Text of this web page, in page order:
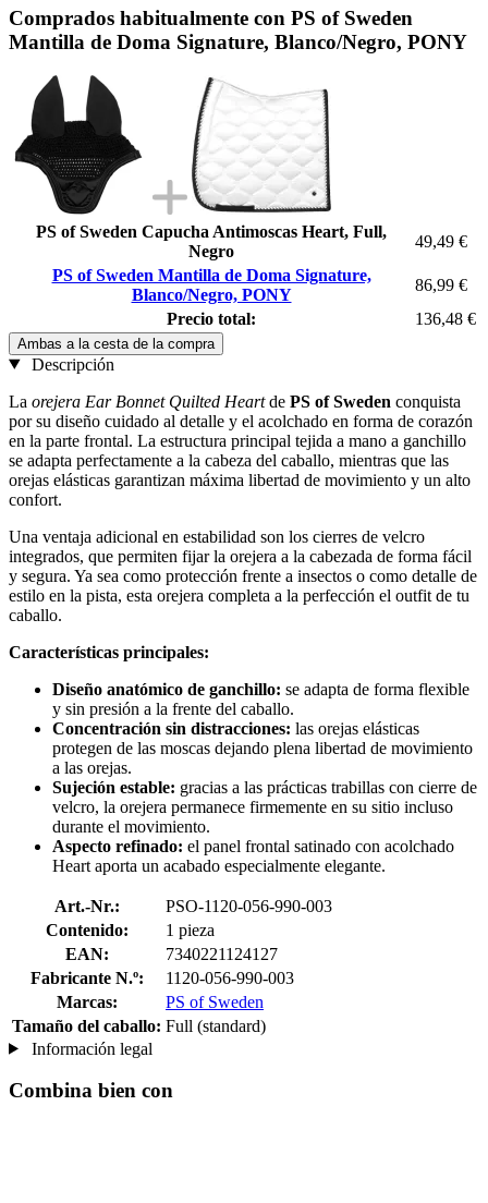
Comprados habitualmente con PS of Sweden
Mantilla de Doma Signature, Blanco/Negro, PONY
PS of Sweden Capucha Antimoscas Heart, Full,
Negro
49,49 €
PS of Sweden Mantilla de Doma Signature,
Blanco/Negro, PONY
86,99 €
Precio total:
136,48 €
Ambas a la cesta de la compra
Descripción
La orejera Ear Bonnet Quilted Heartde PS of Sweden conquista
por su diseño cuidado al detalle y el acolchado en forma de corazón
en la parte frontal. La estructura principal tejida a mano a ganchillo
se adapta perfectamente a la cabeza del caballo, mientras que las
orejas elásticas garantizan máxima libertad de movimiento y un alto
confort.
Una ventaja adicional en estabilidad son los cierres de velcro
integrados, que permiten fijar la orejera a la cabezada de forma fácil
y segura. Ya sea como protección frente a insectos o como detalle de
estilo en la pista, esta orejera completa a la perfección el outfit de tu
caballo.
Características principales:
Diseño anatómico de ganchillo: se adapta de forma flexible
y sin presión a la frente del caballo.
Concentración sin distracciones: las orejas elásticas
protegen de las moscas dejando plena libertad de movimiento
a las orejas.
Sujeción estable: gracias a las prácticas trabillas con cierre de
velcro, la orejera permanece firmemente en su sitio incluso
durante el movimiento.
Aspecto refinado: el panel frontal satinado con acolchado
Heart aporta un acabado especialmente elegante.
Art.-Nr.:
PSO-1120-056-990-003
Contenido:
1 pieza
EAN:
7340221124127
Fabricante N.º:
1120-056-990-003
Marcas:
PS of Sweden
Tamaño del caballo: Full (standard)
Información legal
Combina bien con